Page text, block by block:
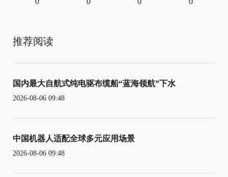
推荐阅读
国内最大自航式纯电驱布缆船“蓝海领航”下水
2026-08-06 09:48
中国机器人适配全球多元应用场景
2026-08-06 09:48